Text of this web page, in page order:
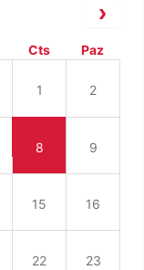
Cts Paz
1 2
8 9
15 16
22 23